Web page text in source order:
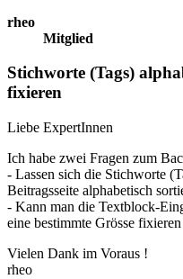
rheo
Mitglied
Stichworte (Tags)
fixieren
Liebe ExpertInnen
Ich habe zwei Fragen zum
- Lassen sich die Stichworte
Beitragsseite alphabetisch
- Kann man die Textblock-
eine bestimmte Grösse fixieren
Vielen Dank im Voraus !
rheo